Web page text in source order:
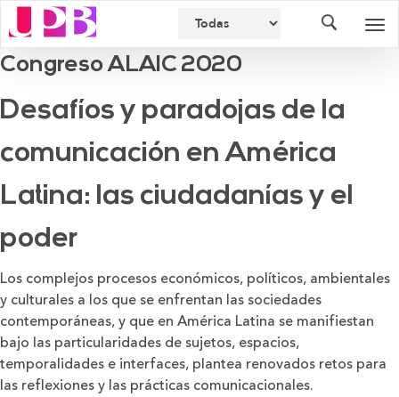
Congreso ALAIC 2020
Desafíos y paradojas de la
comunicación en América
Latina: las ciudadanías y el
poder
Los complejos procesos económicos, políticos, ambientales
y culturales a los que se enfrentan las sociedades
contemporáneas, y que en América Latina se manifiestan
bajo las particularidades de sujetos, espacios,
temporalidades e interfaces, plantea renovados retos para
las reflexiones y las prácticas comunicacionales.